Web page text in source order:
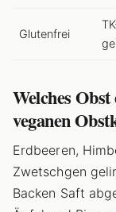
Glutenfrei
Welches
veganen
Erdbeeren,
Zwetschgen
Backen Saft